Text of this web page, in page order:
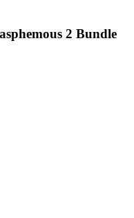
2 Bundle